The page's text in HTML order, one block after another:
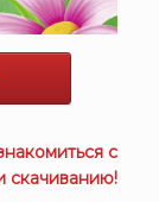
с
скачиванию!